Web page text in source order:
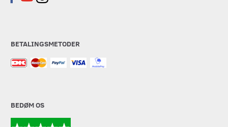
BETALINGSMETODER
BEDØM OS